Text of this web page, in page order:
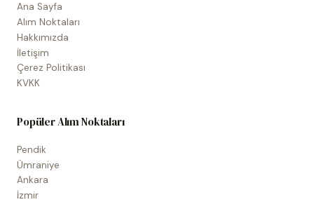
Ana Sayfa
Alım Noktaları
Hakkımızda
İletişim
Çerez Politikası
KVKK
Popüler Alım Noktaları
Pendik
Ümraniye
Ankara
İzmir